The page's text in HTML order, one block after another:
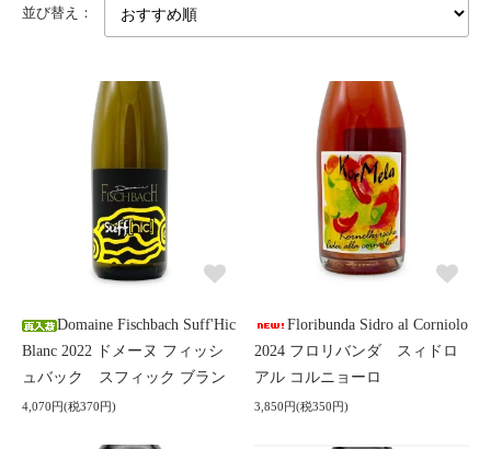
並び替え：
Domaine Fischbach Suff'Hic
Blanc 2022 ドメーヌ フィッシ
ュバック スフィック ブラン
4,070円(税370円)
Floribunda Sidro al Corniolo
2024 フロリバンダ スィドロ
アル コルニョーロ
3,850円(税350円)